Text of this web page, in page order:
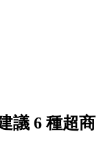
議 6 種超商